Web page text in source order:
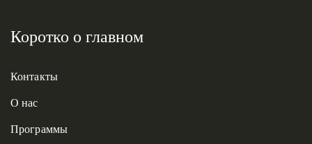
Коротко о главном
Контакты
О нас
Программы